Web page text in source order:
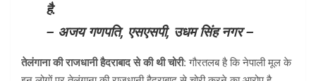
है.
– अजय गणपति, एसएसपी, उधम सिंह नगर –
तेलंगाना की राजधानी हैदराबाद से की थी चोरी:गौरतलब है कि नेपाली मूल के